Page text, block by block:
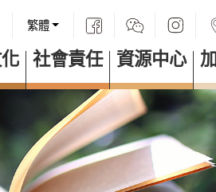
繁體
社會責任 資源中心